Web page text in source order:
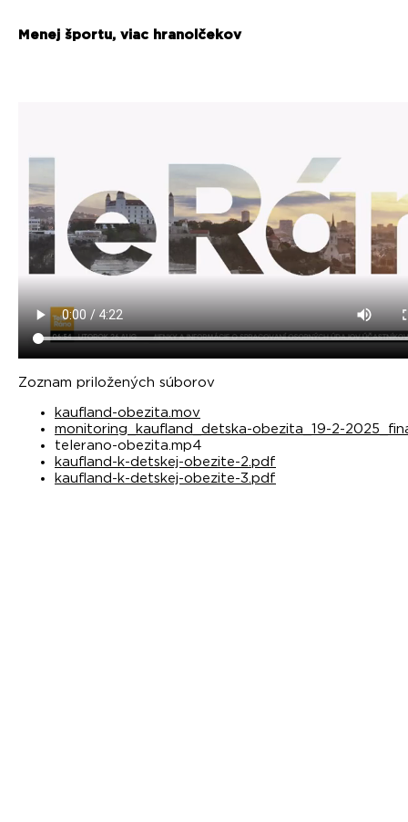
Menej športu, viac hranolčekov
Zoznam priložených súborov
kaufland-obezita.mov
monitoring_kaufland_detska-obezita_19-2-
telerano-obezita.mp4
kaufland-k-detskej-obezite-2.pdf
kaufland-k-detskej-obezite-3.pdf